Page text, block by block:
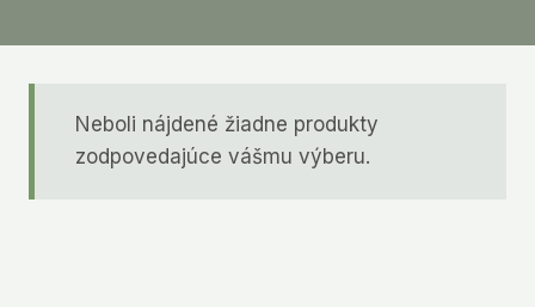
Neboli nájdené žiadne produkty
zodpovedajúce vášmu výberu.